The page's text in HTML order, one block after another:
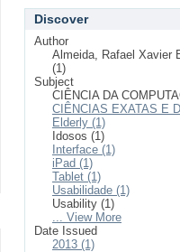
Discover
Author
Almeida, Rafael Xavier
(1)
Subject
CIÊNCIA DA
CIÊNCIAS EXATAS E
Elderly (1)
Idosos (1)
Interface (1)
iPad (1)
Tablet (1)
Usabilidade (1)
Usability (1)
... View More
Date Issued
2013 (1)